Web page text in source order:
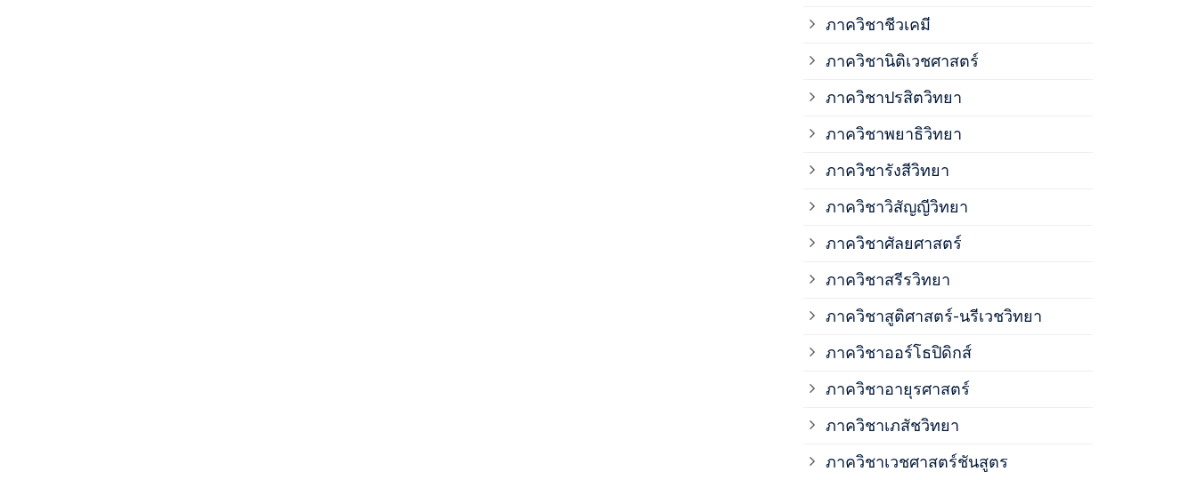
ภาควิชาชีวเคมี
ภาควิชานิติเวชศาสตร์
ภาควิชาปรสิตวิทยา
ภาควิชาพยาธิวิทยา
ภาควิชารังสีวิทยา
ภาควิชาวิสัญญีวิทยา
ภาควิชาศัลยศาสตร์
ภาควิชาสรีรวิทยา
ภาควิชาสูติศาสตร์-นรีเวชวิทยา
ภาควิชาออร์โธปิดิกส์
ภาควิชาอายุรศาสตร์
ภาควิชาเภสัชวิทยา
ภาควิชาเวชศาสตร์ชันสูตร